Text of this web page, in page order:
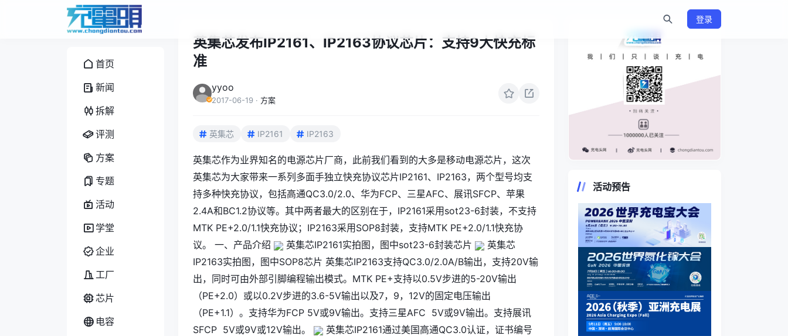
登录
首页
新闻
拆解
评测
方案
专题
活动
学堂
企业
工厂
芯片
电容
英集芯发布IP2161、IP2163协议芯片：支持9大快充标
准
yyoo
2017-06-19 · 方案
英集芯 IP2161 IP2163
英集芯作为业界知名的电源芯片厂商，此前我们看到的大多是移动电源芯片，这次
英集芯为大家带来一系列多面手独立快充协议芯片IP2161、IP2163，两个型号均支
持多种快充协议，包括高通QC3.0/2.0、华为FCP、三星AFC、展讯SFCP、苹果
2.4A和BC1.2协议等。其中两者最大的区别在于，IP2161采用sot23-6封装，不支持
MTK PE+2.0/1.1快充协议；IP2163采用SOP8封装，支持MTK PE+2.0/1.1快充协
议。 一、产品介绍
英集芯IP2161实拍图，图中sot23-6封装芯片
英集芯
IP2163实拍图，图中SOP8芯片 英集芯IP2163支持QC3.0/2.0A/B输出，支持20V输
出，同时可由外部引脚编程输出模式。MTK PE+支持以0.5V步进的5-20V输出
（PE+2.0）或以0.2V步进的3.6-5V输出以及7，9，12V的固定电压输出
（PE+1.1）。支持华为FCP 5V或9V输出。支持三星AFC 5V或9V输出。支持展讯
SFCP 5V或9V或12V输出。
英集芯IP2161通过美国高通QC3.0认证，证书编号
活动预告